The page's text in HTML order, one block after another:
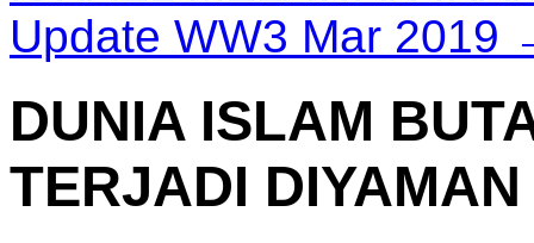
Update WW3 Mar 2019
DUNIA ISLAM
TERJADI DIYAMAN